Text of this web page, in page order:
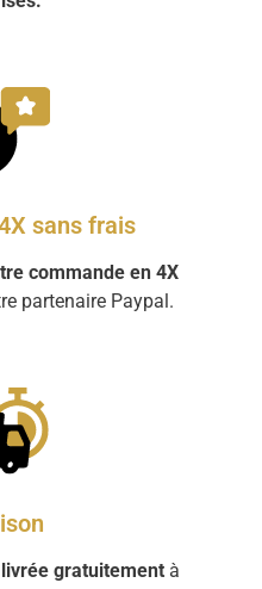
sans frais
commande en 4X
partenaire Paypal.
livrée gratuitement à